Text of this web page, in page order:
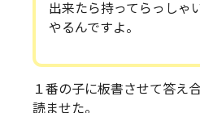
出来たら持ってらっしゃ
やるんですよ。
１番の子に板書させて答え
読ませた。